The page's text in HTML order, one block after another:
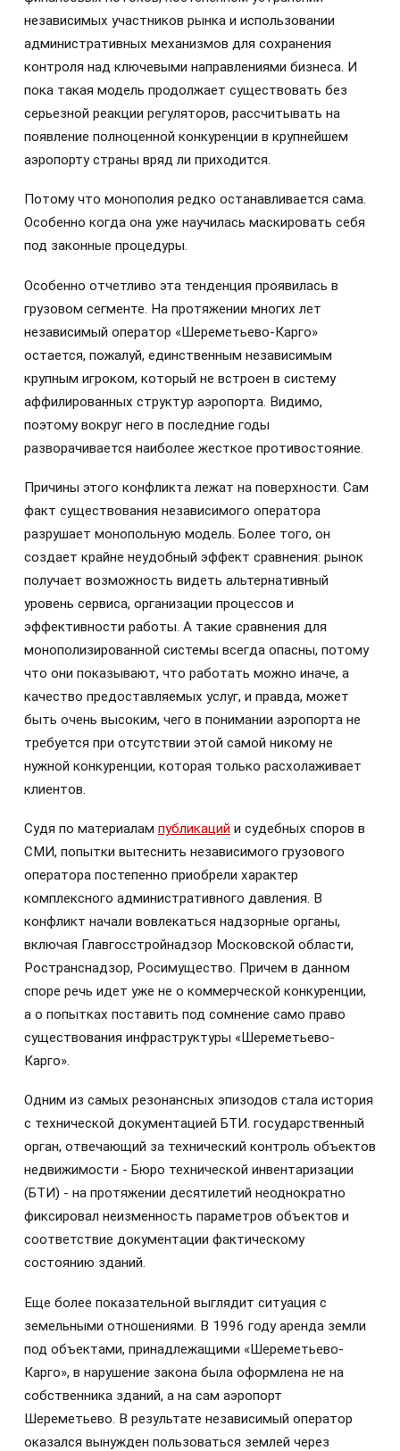
независимых участников рынка и использовании
административных механизмов для сохранения
контроля над ключевыми направлениями бизнеса. И
пока такая модель продолжает существовать без
серьезной реакции регуляторов, рассчитывать на
появление полноценной конкуренции в крупнейшем
аэропорту страны вряд ли приходится.
Потому что монополия редко останавливается сама.
Особенно когда она уже научилась маскировать себя
под законные процедуры.
Особенно отчетливо эта тенденция проявилась в
грузовом сегменте. На протяжении многих лет
независимый оператор «Шереметьево-Карго»
остается, пожалуй, единственным независимым
крупным игроком, который не встроен в систему
аффилированных структур аэропорта. Видимо,
поэтому вокруг него в последние годы
разворачивается наиболее жесткое противостояние.
Причины этого конфликта лежат на поверхности. Сам
факт существования независимого оператора
разрушает монопольную модель. Более того, он
создает крайне неудобный эффект сравнения: рынок
получает возможность видеть альтернативный
уровень сервиса, организации процессов и
эффективности работы. А такие сравнения для
монополизированной системы всегда опасны, потому
что они показывают, что работать можно иначе, а
качество предоставляемых услуг, и правда, может
быть очень высоким, чего в понимании аэропорта не
требуется при отсутствии этой самой никому не
нужной конкуренции, которая только расхолаживает
клиентов.
Судя по материалам публикаций и судебных споров в
СМИ, попытки вытеснить независимого грузового
оператора постепенно приобрели характер
комплексного административного давления. В
конфликт начали вовлекаться надзорные органы,
включая Главгосстройнадзор Московской области,
Ространснадзор, Росимущество. Причем в данном
споре речь идет уже не о коммерческой конкуренции,
а о попытках поставить под сомнение само право
существования инфраструктуры «Шереметьево-
Карго».
Одним из самых резонансных эпизодов стала история
с технической документацией БТИ. государственный
орган, отвечающий за технический контроль объектов
недвижимости - Бюро технической инвентаризации
(БТИ) - на протяжении десятилетий неоднократно
фиксировал неизменность параметров объектов и
соответствие документации фактическому
состоянию зданий.
Еще более показательной выглядит ситуация с
земельными отношениями. В 1996 году аренда земли
под объектами, принадлежащими «Шереметьево-
Карго», в нарушение закона была оформлена не на
собственника зданий, а на сам аэропорт
Шереметьево. В результате независимый оператор
оказался вынужден пользоваться землей через